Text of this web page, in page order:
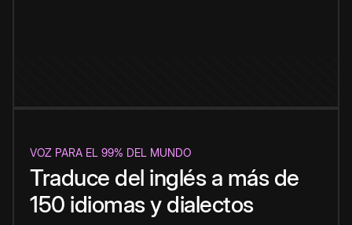
VOZ PARA EL 99% DEL MUNDO
Traduce del inglés a más de
150 idiomas y dialectos